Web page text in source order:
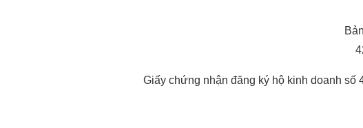
Giấy chứng nhận đăng ký hộ kinh doanh số